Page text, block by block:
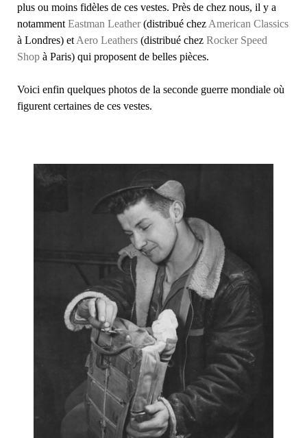
plus ou moins fidèles de ces vestes. Près de chez nous, il y a
notamment Eastman Leather(distribué chez American Classics
à Londres) et Aero Leathers (distribué chez Rocker Speed
Shop à Paris) qui proposent de belles pièces.
Voici enfin quelques photos de la seconde guerre mondiale où
figurent certaines de ces vestes.